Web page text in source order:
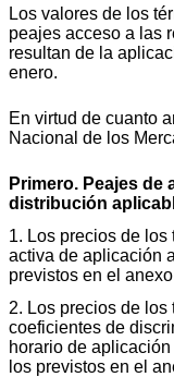
Los valores de los
peajes acceso a las
resultan de la
enero.
En virtud de cuanto
Nacional de los
Primero. Peajes de
distribución
1. Los precios de
activa de aplicación
previstos en el anexo
2. Los precios de
coeficientes de
horario de
los previstos en el